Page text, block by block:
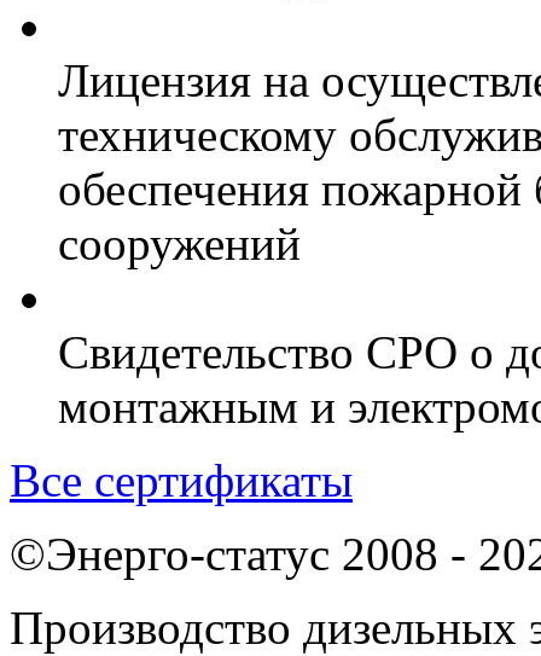
Лицензия на
техническому
обеспечения пожарной
сооружений
Свидетельство СРО о
монтажным и
Все сертификаты
©Энерго-статус 2008 -
Производство дизельных